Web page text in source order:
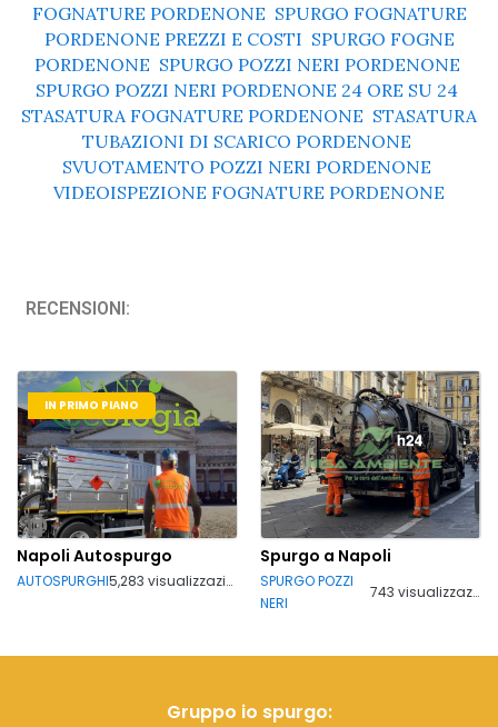
FOGNATURE PORDENONE SPURGO FOGNATURE
PORDENONE PREZZI E COSTI SPURGO FOGNE
PORDENONE SPURGO POZZI NERI PORDENONE
SPURGO POZZI NERI PORDENONE 24 ORE SU 24
STASATURA FOGNATURE PORDENONE STASATURA
TUBAZIONI DI SCARICO PORDENONE
SVUOTAMENTO POZZI NERI PORDENONE
VIDEOISPEZIONE FOGNATURE PORDENONE
RECENSIONI:
IN PRIMO PIANO
Napoli Autospurgo
AUTOSPURGHI 5,283 visualizzazioni
Spurgo a Napoli
SPURGO POZZI
NERI
743 visualizzazioni
Gruppo io spurgo: